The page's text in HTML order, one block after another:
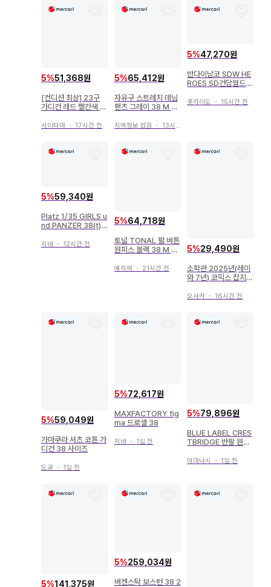
5%51,368원
[컨디션 최상] 23구
가디건 레드 빨간색 씨
사이타마 ・ 17시간 전
5%65,412원
자유구 스트레치 데님
팬츠 그레이 38 M 온
지역정보 없음 ・ 13시간 전
5%47,270원
반다이남코 SDW HE
ROES SD건담월드
GF 38
홋카이도 ・ 15시간 전
5%59,340원
Platz 1/35 GIRLS u
nd PANZER 38(t)
P-2
지바 ・ 12시간 전
5%64,718원
토널 TONAL 펄 버튼
원피스 블랙 38 M 키
에히메 ・ 21시간 전
5%29,490원
소학관 2025년(레이
와 7년) 코믹스 잡지
5년(레이와 6년) 38
오사카 ・ 16시간 전
5%59,049원
가마쿠라 셔츠 코튼 가
디건 38 사이즈
도쿄 ・ 1일 전
5%72,617원
MAXFACTORY fig
ma 드로셀 38
지바・ 1일 전
5%79,896원
BLUE LABEL CRES
TBRIDGE 반팔 원피
야마나시 ・ 1일 전
5%141,375원
5%259,034원
버켄스탁 보스턴 38 2